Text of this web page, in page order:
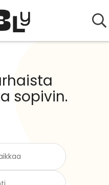
sopivin.